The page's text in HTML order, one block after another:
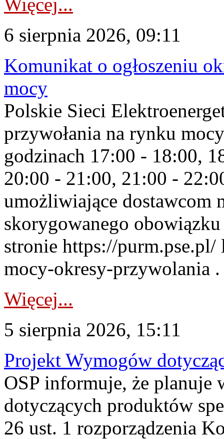
6 sierpnia 2026, 09:11
Komunikat o ogłoszeniu
mocy
Polskie Sieci
przywołania na rynku
godzinach 17:00 - 18:00,
20:00 - 21:00, 21:00 -
umożliwiające dostawcom
skorygowanego
stronie https://
mocy-okresy-przywolania
Więcej...
5 sierpnia 2026, 15:11
Projekt Wymogów
OSP informuje, że planuje
dotyczących produktów
26 ust. 1 rozporządzenia